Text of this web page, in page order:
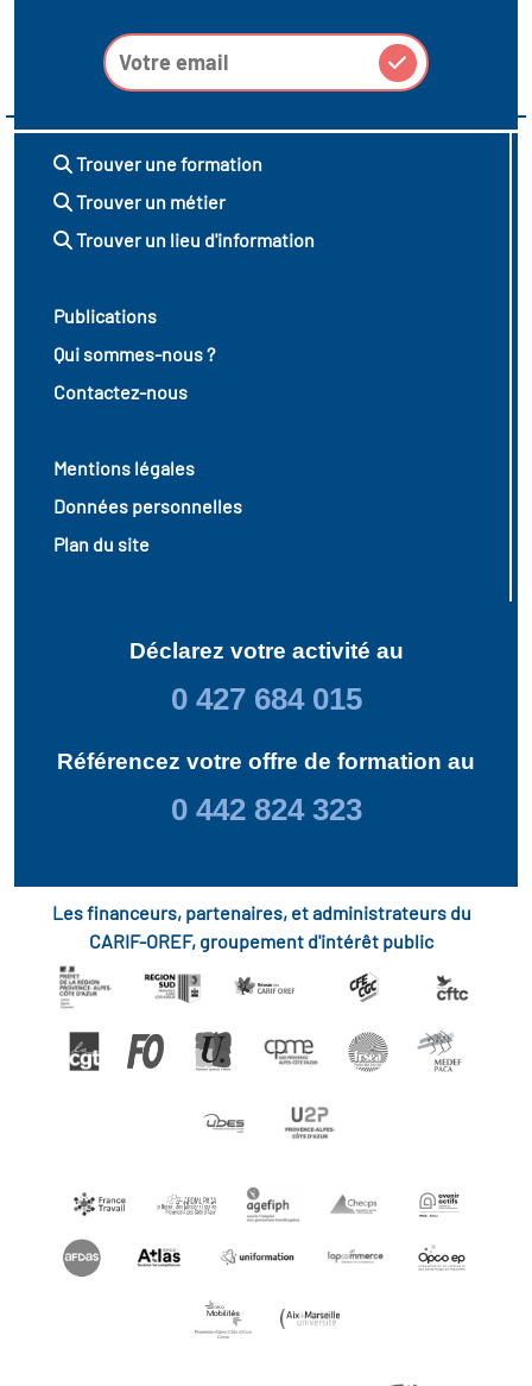
Trouver une formation
Trouver un métier
Trouver un lieu d'information
Publications
Qui sommes-nous ?
Contactez-nous
Mentions légales
Données personnelles
Plan du site
Déclarez votre activité au
0 427 684 015
Référencez votre offre de formation au
0 442 824 323
Les financeurs, partenaires, et administrateurs du
CARIF-OREF, groupement d'intérêt public